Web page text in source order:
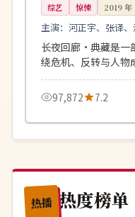
综艺 惊悚 2019年
主演：河正宇、张译
长夜回廊·典藏是一
绕危机、反转与人物
推荐观看。
97,872
7.2
热播 热度榜单